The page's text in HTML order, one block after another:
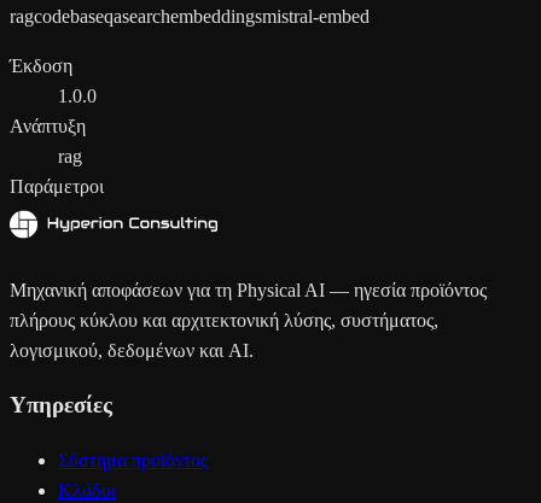
ragcodebaseqasearchembeddingsmistral-embed
Έκδοση
1.0.0
Ανάπτυξη
rag
Παράμετροι
Μηχανική αποφάσεων για τη Physical AI — ηγεσία προϊόντος
πλήρους κύκλου και αρχιτεκτονική λύσης, συστήματος,
λογισμικού, δεδομένων και AI.
Υπηρεσίες
Σύστημα προϊόντος
Κλάδοι